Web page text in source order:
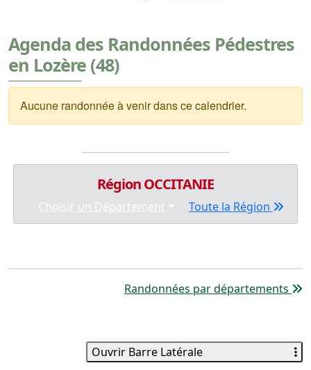
Agenda des Randonnées Pédestres
en Lozère (48)
Aucune randonnée à venir dans ce calendrier.
Région OCCITANIE
Choisir un Département Toute la Région
Randonnées par départements
Ouvrir Barre Latérale